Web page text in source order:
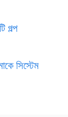
গল্প
সিস্টেম